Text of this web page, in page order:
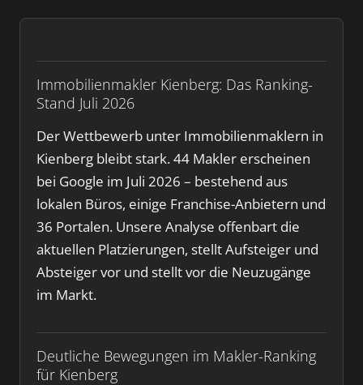
Immobilienmakler Kienberg: Das Ranking-
Stand Juli 2026
Der Wettbewerb unter Immobilienmaklern in
Kienberg bleibt stark. 44 Makler erscheinen
bei Google im Juli 2026 – bestehend aus
lokalen Büros, einige Franchise-Anbietern und
36 Portalen. Unsere Analyse offenbart die
aktuellen Platzierungen, stellt Aufsteiger und
Absteiger vor und stellt vor die Neuzugänge
im Markt.
Deutliche Bewegungen im Makler-Ranking
für Kienberg